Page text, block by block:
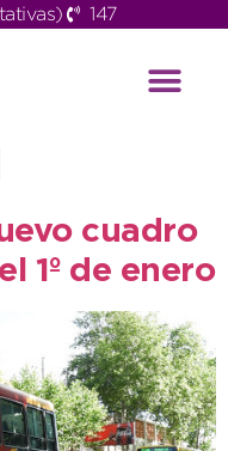
147
cuadro
1º de enero